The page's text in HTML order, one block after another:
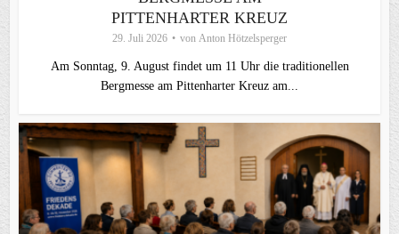
PITTENHARTER KREUZ
29. Juli 2026 von Anton Hötzelsperger
Am Sonntag, 9. August findet um 11 Uhr die traditionellen
Bergmesse am Pittenharter Kreuz am...